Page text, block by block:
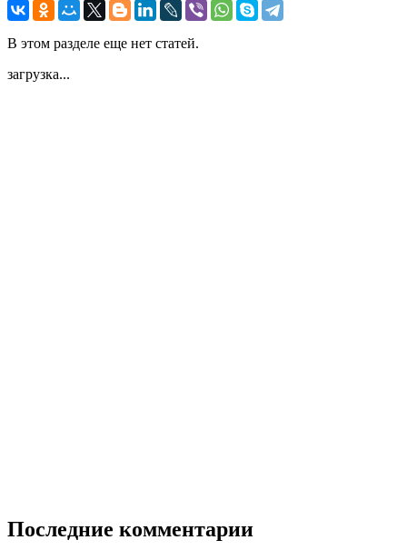
В этом разделе еще нет статей.
загрузка...
Последние комментарии